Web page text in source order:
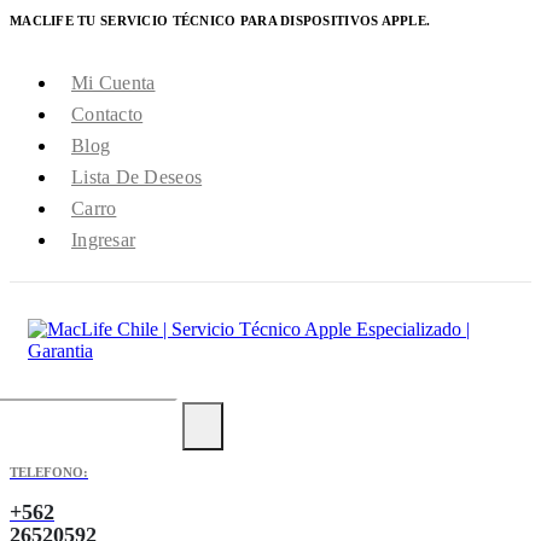
MACLIFE TU SERVICIO TÉCNICO PARA DISPOSITIVOS APPLE.
Mi Cuenta
Contacto
Blog
Lista De Deseos
Carro
Ingresar
TELEFONO:
+562
26520592